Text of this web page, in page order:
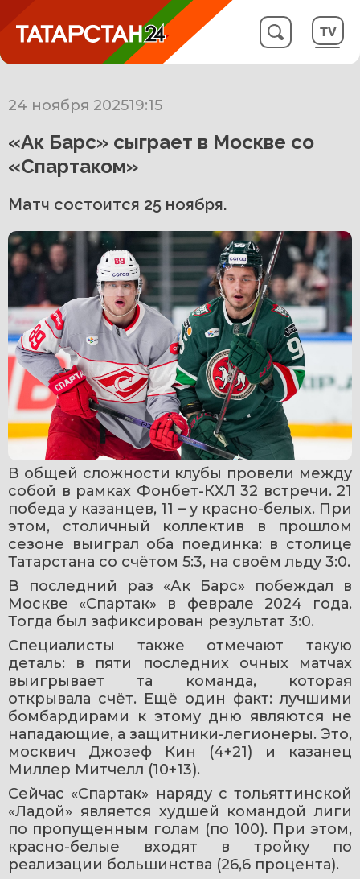
24 ноября 202519:15
«Ак Барс» сыграет в Москве со
«Спартаком»
Матч состоится 25 ноября.
В общей сложности клубы провели между
собой в рамках Фонбет-КХЛ 32 встречи. 21
победа у казанцев, 11 – у красно-белых. При
этом, столичный коллектив в прошлом
сезоне выиграл оба поединка: в столице
Татарстана со счётом 5:3, на своём льду 3:0.
В последний раз «Ак Барс» побеждал в
Москве «Спартак» в феврале 2024 года.
Тогда был зафиксирован результат 3:0.
Специалисты также отмечают такую
деталь: в пяти последних очных матчах
выигрывает та команда, которая
открывала счёт. Ещё один факт: лучшими
бомбардирами к этому дню являются не
нападающие, а защитники-легионеры. Это,
москвич Джозеф Кин (4+21) и казанец
Миллер Митчелл (10+13).
Сейчас «Спартак» наряду с тольяттинской
«Ладой» является худшей командой лиги
по пропущенным голам (по 100). При этом,
красно-белые входят в тройку по
реализации большинства (26,6 процента).